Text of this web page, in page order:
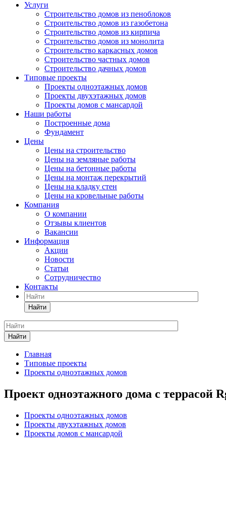
Услуги
Строительство домов из пеноблоков
Строительство домов из газобетона
Строительство домов из кирпича
Строительство домов из монолита
Строительство каркасных домов
Строительство частных домов
Строительство дачных домов
Типовые проекты
Проекты одноэтажных домов
Проекты двухэтажных домов
Проекты домов с мансардой
Наши работы
Построенные дома
Фундамент
Цены
Цены на строительство
Цены на земляные работы
Цены на бетонные работы
Цены на монтаж перекрытий
Цены на кладку стен
Цены на кровельные работы
Компания
О компании
Отзывы клиентов
Вакансии
Информация
Акции
Новости
Статьи
Сотрудничество
Контакты
Найти
Найти
Главная
Типовые проекты
Проекты одноэтажных домов
Проект одноэтажного дома с террасой
Проекты одноэтажных домов
Проекты двухэтажных домов
Проекты домов с мансардой